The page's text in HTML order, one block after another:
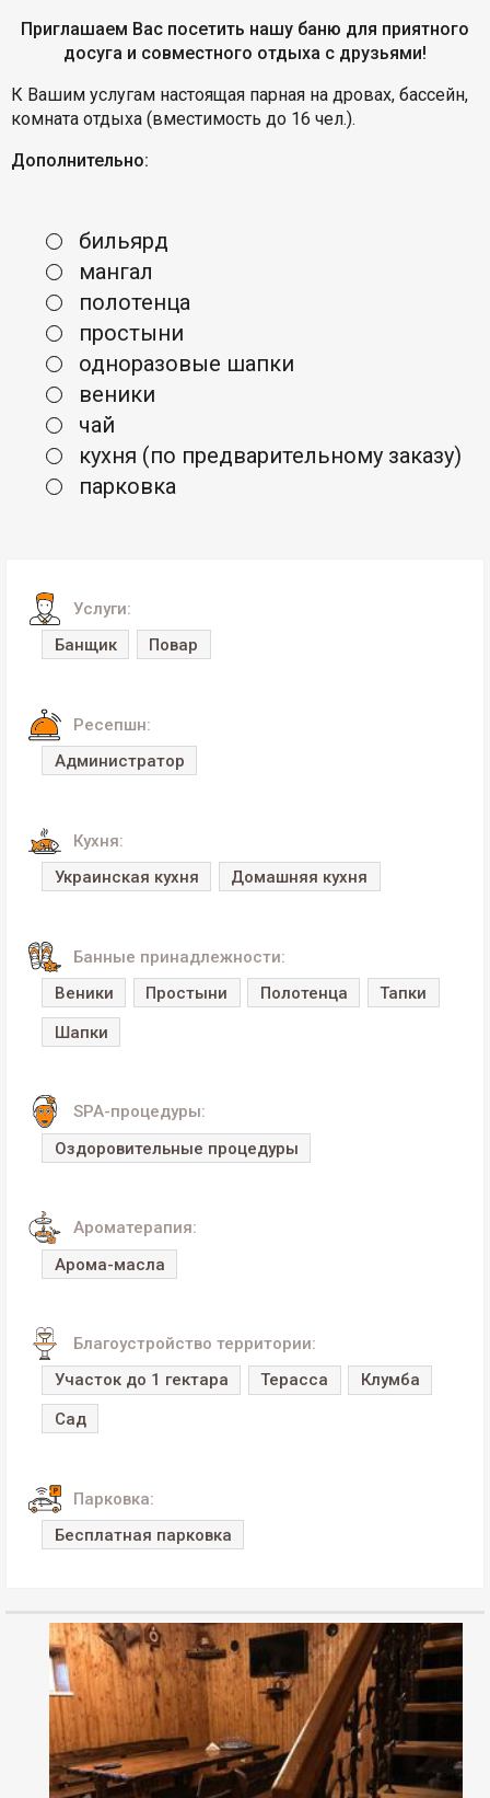
Приглашаем Вас посетить нашу баню для приятного
досуга и совместного отдыха с друзьями!
К Вашим услугам настоящая парная на дровах, бассейн,
комната отдыха (вместимость до 16 чел.).
Дополнительно:
бильярд
мангал
полотенца
простыни
одноразовые шапки
веники
чай
кухня (по предварительному заказу)
парковка
Услуги:
Банщик
Повар
Ресепшн:
Администратор
Кухня:
Украинская кухня
Домашняя кухня
Банные принадлежности:
Веники
Простыни Полотенца
Тапки
Шапки
SPA-процедуры:
Оздоровительные процедуры
Ароматерапия:
Арома-масла
Благоустройство территории:
Участок до 1 гектара
Терасса
Клумба
Сад
Парковка:
Бесплатная парковка